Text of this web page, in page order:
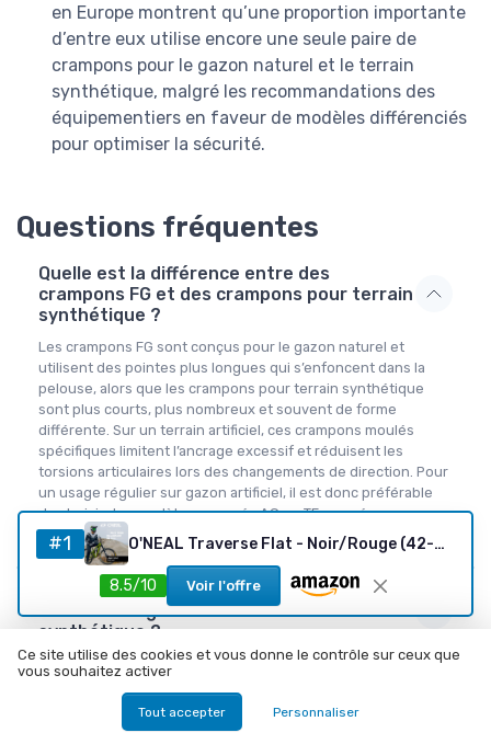
en Europe montrent qu’une proportion importante
d’entre eux utilise encore une seule paire de
crampons pour le gazon naturel et le terrain
synthétique, malgré les recommandations des
équipementiers en faveur de modèles différenciés
pour optimiser la sécurité.
Questions fréquentes
Quelle est la différence entre des
crampons FG et des crampons pour terrain
synthétique ?
Les crampons FG sont conçus pour le gazon naturel et
utilisent des pointes plus longues qui s’enfoncent dans la
pelouse, alors que les crampons pour terrain synthétique
sont plus courts, plus nombreux et souvent de forme
différente. Sur un terrain artificiel, ces crampons moulés
spécifiques limitent l’ancrage excessif et réduisent les
torsions articulaires lors des changements de direction. Pour
un usage régulier sur gazon artificiel, il est donc préférable
de choisir des modèles marqués AG ou TF, pensés pour ce
type de surface.
Peut on utiliser les mêmes chaussures de
football sur gazon naturel et terrain
synthétique ?
Comment choisir la bonne pointure pour
des chaussures de football terrain
artificiel premium ?
#1 O'NEAL Traverse Flat - Noir/Rouge (42-46 EU)
8.5/10 Voir l'offre
Ce site utilise des cookies et vous donne le contrôle sur ceux que
vous souhaitez activer
Tout accepter Personnaliser